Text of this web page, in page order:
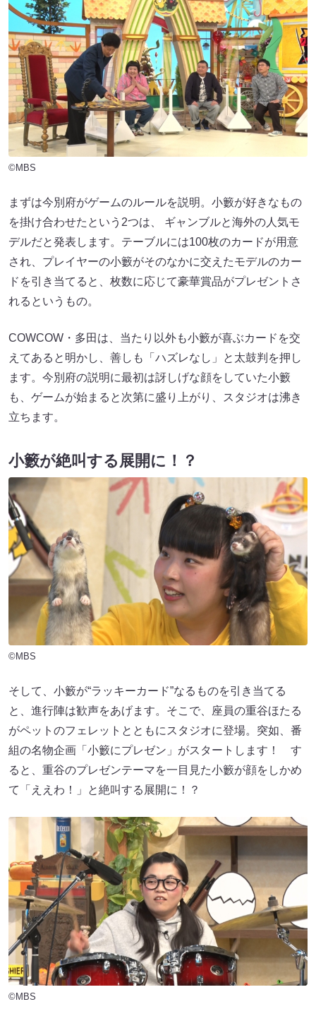
©MBS
まずは今別府がゲームのルールを説明。小籔が好きなもの
を掛け合わせたという2つは、 ギャンブルと海外の人気モ
デルだと発表します。テーブルには100枚のカードが用意
され、プレイヤーの小籔がそのなかに交えたモデルのカー
ドを引き当てると、枚数に応じて豪華賞品がプレゼントさ
れるというもの。
COWCOW・多田は、当たり以外も小籔が喜ぶカードを交
えてあると明かし、善しも「ハズレなし」と太鼓判を押し
ます。今別府の説明に最初は訝しげな顔をしていた小籔
も、ゲームが始まると次第に盛り上がり、スタジオは沸き
立ちます。
小籔が絶叫する展開に！？
©MBS
そして、小籔が“ラッキーカード”なるものを引き当てる
と、進行陣は歓声をあげます。そこで、座員の重谷ほたる
がペットのフェレットとともにスタジオに登場。突如、番
組の名物企画「小籔にプレゼン」がスタートします！ す
ると、重谷のプレゼンテーマを一目見た小籔が顔をしかめ
て「ええわ！」と絶叫する展開に！？
©MBS